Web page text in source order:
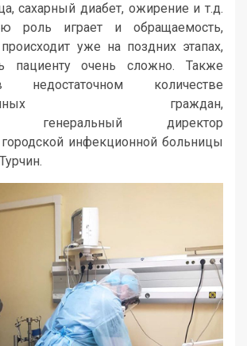
сахарный диабет, ожирение и т.д.
роль играет и обращаемость,
уже на поздних этапах,
пациенту очень сложно. Также
количестве
граждан,
генеральный директор
инфекционной больницы